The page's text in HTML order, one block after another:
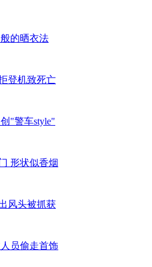
的晒衣法
登机致死亡
"警车style"
形状似香烟
风头被抓获
员偷走首饰